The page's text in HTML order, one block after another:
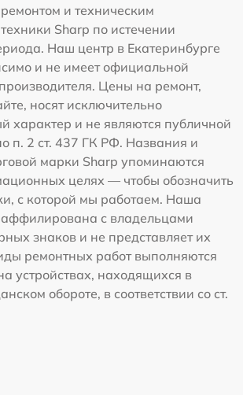
и техническим
Sharp по истечении
Наш центр в Екатеринбурге
и не имеет официальной
Цены на ремонт,
носят исключительно
характер и не являются публичной
п. 2 ст. 437 ГК РФ. Названия и
марки Sharp упоминаются
целях — чтобы обозначить
с которой мы работаем. Наша
с владельцами
знаков и не представляет их
ремонтных работ выполняются
устройствах, находящихся в
обороте, в соответствии со ст.